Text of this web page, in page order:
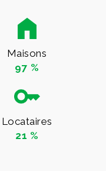
Maisons
97 %
Locataires
21 %